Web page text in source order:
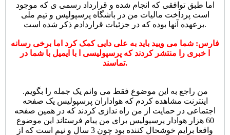
اما طبق توافقی که انجام شده و قرارداد رسمی ی که موجود
است پرداخت مالیات من در باشگاه پرسپولیس و تیم ملی
برعهده آنها بوده که در جزئیات قراردادم ذکر شده است.
فارس: شما می ویید باید به علی دایی کمک کرد اما برخی رسانه
ا خبری را منتشر کردند که پرسپولیسی ا با ایمیل با شما در
تماسند.
من راجع به این موضوع فقط می وانم یک جمله را بگویم.
اینترنت مشاهده کردم که هواداران پرسپولیس یک صفحه
اجتماعی در حمایت از من راه ندازی کردند که در همین صفحه
60 هزار هوادار پرسپولیس برای من پیام فرستاند این موضوع
واقعا برایم خوشحال کننده بود چون 3 سال و نیم است که از